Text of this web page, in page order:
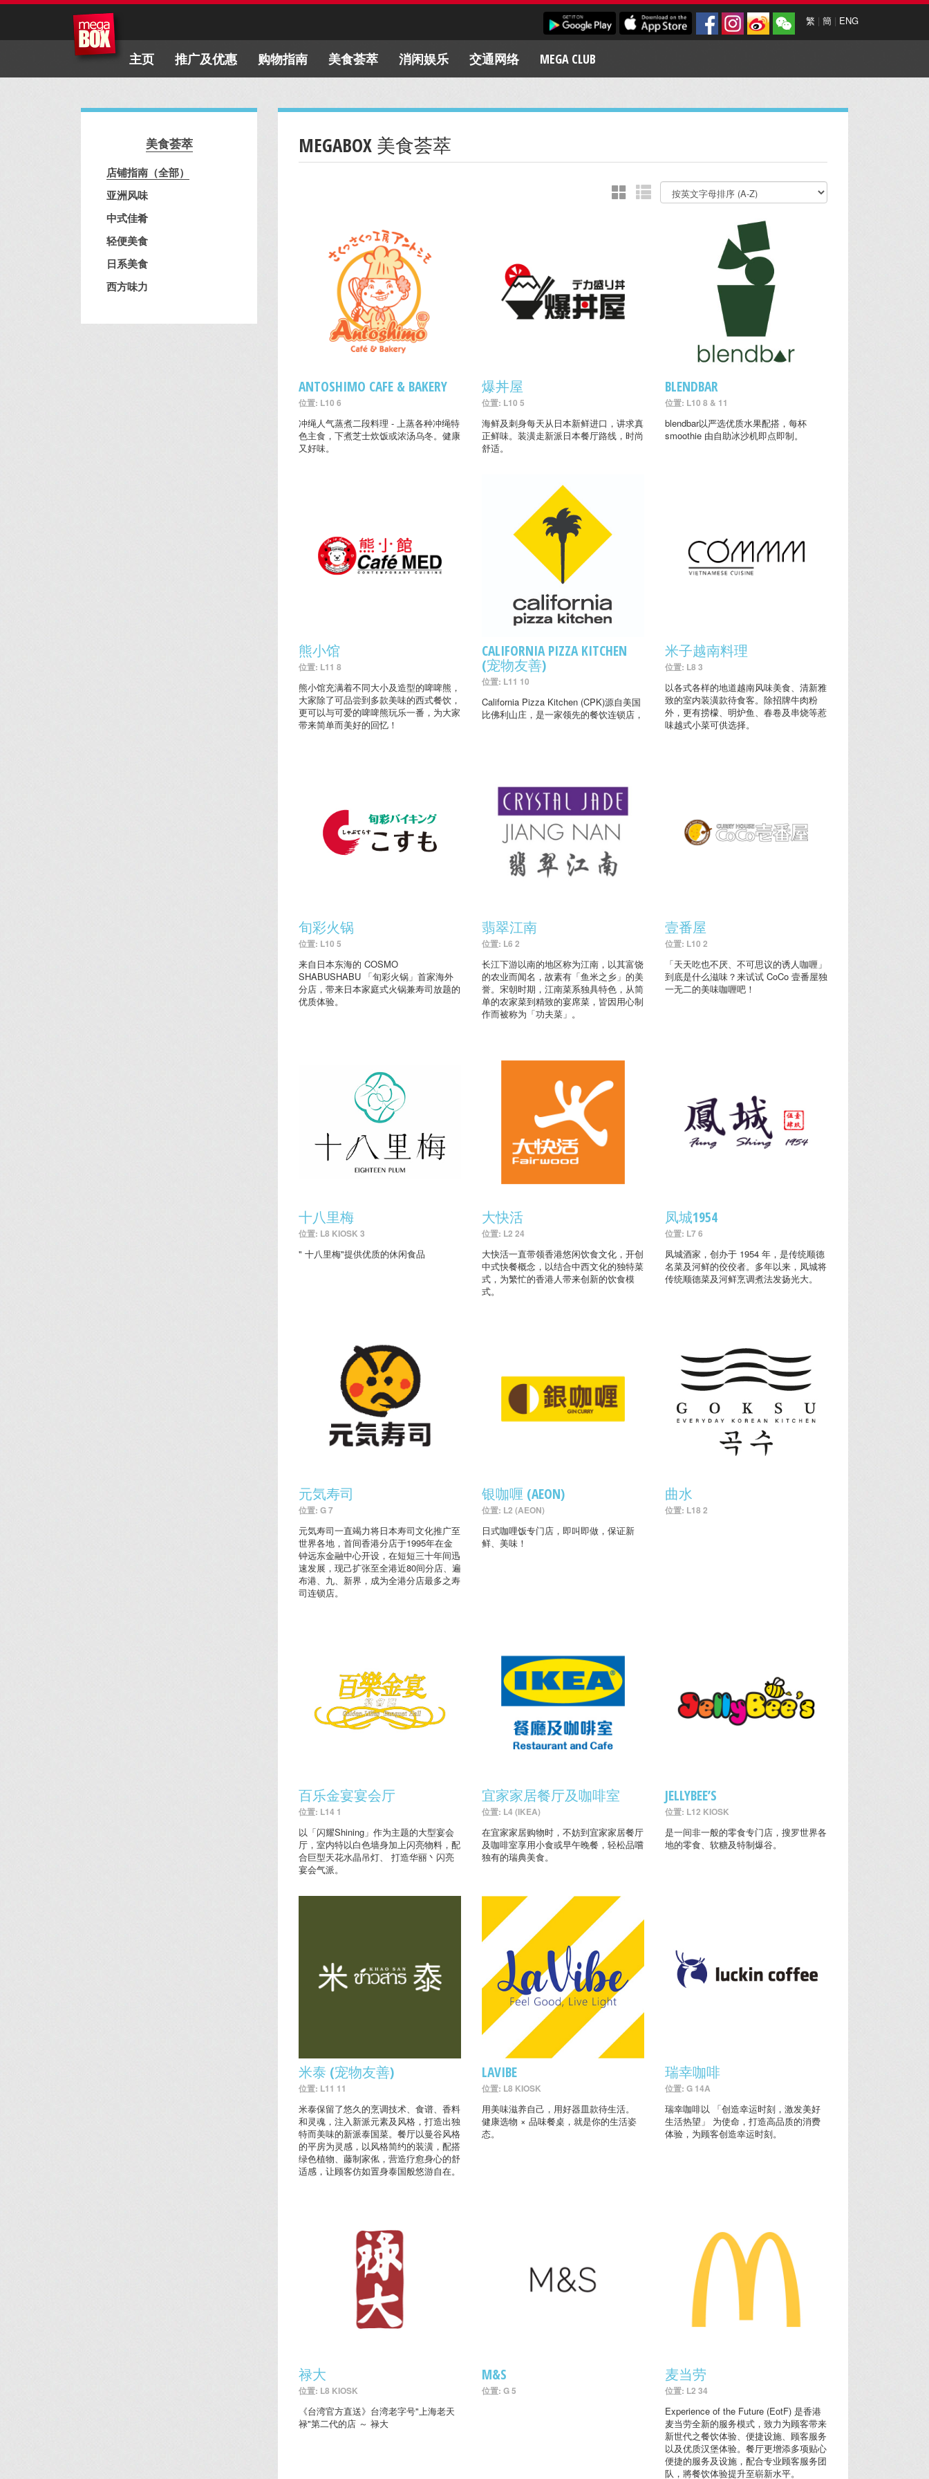
繁 | 簡 | ENG
主页 推广及优惠 购物指南 美食荟萃 消闲娱乐 交通网络 MEGA CLUB
美食荟萃
店铺指南（全部）
亚洲风味
中式佳肴
轻便美食
日系美食
西方味力
MEGABOX 美食荟萃
ANTOSHIMO CAFE & BAKERY
位置: L10 6
冲绳人气蒸煮二段料理 - 上蒸各种冲绳特
色主食，下煮芝士炊饭或浓汤乌冬。健康
又好味。
爆丼屋
位置: L10 5
海鲜及刺身每天从日本新鲜进口，讲求真
正鲜味。装潢走新派日本餐厅路线，时尚
舒适。
BLENDBAR
位置: L10 8 & 11
blendbar以严选优质水果配搭，每杯
smoothie 由自助冰沙机即点即制。
熊小馆
位置: L11 8
熊小馆充满着不同大小及造型的啤啤熊，
大家除了可品尝到多款美味的西式餐饮，
更可以与可爱的啤啤熊玩乐一番，为大家
带来简单而美好的回忆！
CALIFORNIA PIZZA KITCHEN
(宠物友善)
位置: L11 10
California Pizza Kitchen (CPK)源自美国
比佛利山庄，是一家领先的餐饮连锁店，
米子越南料理
位置: L8 3
以各式各样的地道越南风味美食、清新雅
致的室内装潢款待食客。除招牌牛肉粉
外，更有捞檬、明炉鱼、春卷及串烧等惹
味越式小菜可供选择。
旬彩火锅
位置: L10 5
来自日本东海的 COSMO
SHABUSHABU 「旬彩火锅」首家海外
分店，带来日本家庭式火锅兼寿司放题的
优质体验。
翡翠江南
位置: L6 2
长江下游以南的地区称为江南，以其富饶
的农业而闻名，故素有「鱼米之乡」的美
誉。宋朝时期，江南菜系独具特色，从简
单的农家菜到精致的宴席菜，皆因用心制
作而被称为「功夫菜」。
壹番屋
位置: L10 2
「天天吃也不厌、不可思议的诱人咖喱」
到底是什么滋味？来试试 CoCo 壹番屋独
一无二的美味咖喱吧！
十八里梅
位置: L8 KIOSK 3
" 十八里梅"提供优质的休闲食品
大快活
位置: L2 24
大快活一直带领香港悠闲饮食文化，开创
中式快餐概念，以结合中西文化的独特菜
式，为繁忙的香港人带来创新的饮食模
式。
凤城1954
位置: L7 6
凤城酒家，创办于 1954 年，是传统顺德
名菜及河鲜的佼佼者。多年以来，凤城将
传统顺德菜及河鲜烹调煮法发扬光大。
元気寿司
位置: G 7
元気寿司一直竭力将日本寿司文化推广至
世界各地，首间香港分店于1995年在金
钟远东金融中心开设，在短短三十年间迅
速发展，现己扩张至全港近80间分店、遍
布港、九、新界，成为全港分店最多之寿
司连锁店。
银咖喱 (AEON)
位置: L2 (AEON)
日式咖哩饭专门店，即叫即做，保证新
鲜、美味！
曲水
位置: L18 2
百乐金宴宴会厅
位置: L14 1
以「闪耀Shining」作为主题的大型宴会
厅，室内特以白色墙身加上闪亮物料，配
合巨型天花水晶吊灯、 打造华丽丶闪亮
宴会气派。
宜家家居餐厅及咖啡室
位置: L4 (IKEA)
在宜家家居购物时，不妨到宜家家居餐厅
及咖啡室享用小食或早午晚餐，轻松品嚐
独有的瑞典美食。
JELLYBEE’S
位置: L12 KIOSK
是一间非一般的零食专门店，搜罗世界各
地的零食、软糖及特制爆谷。
米泰 (宠物友善)
位置: L11 11
米泰保留了悠久的烹调技术、食谱、香料
和灵魂，注入新派元素及风格，打造出独
特而美味的新派泰国菜。餐厅以曼谷风格
的平房为灵感，以风格简约的装潢，配搭
绿色植物、藤制家俬，营造疗愈身心的舒
适感，让顾客仿如置身泰国般悠游自在。
LAVIBE
位置: L8 KIOSK
用美味滋养自己，用好器皿款待生活。
健康选物 × 品味餐桌，就是你的生活姿
态。
瑞幸咖啡
位置: G 14A
瑞幸咖啡以 「创造幸运时刻，激发美好
生活热望」 为使命，打造高品质的消费
体验，为顾客创造幸运时刻。
禄大
位置: L8 KIOSK
《台湾官方直送》台湾老字号"上海老天
禄"第二代的店 ～ 禄大
M&S
位置: G 5
麦当劳
位置: L2 34
Experience of the Future (EotF) 是香港
麦当劳全新的服务模式，致力为顾客带来
新世代之餐饮体验、便捷设施、顾客服务
以及优质汉堡体验。餐厅更增添多项贴心
便捷的服务及设施，配合专业顾客服务团
队，將餐饮体验提升至崭新水平。